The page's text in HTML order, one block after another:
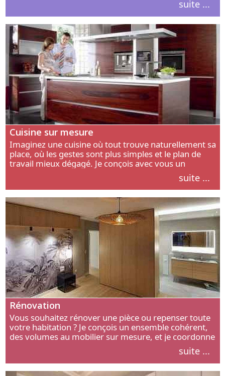
suite ...
Cuisine sur mesure
Imaginez une cuisine où tout trouve naturellement sa
place, où les gestes sont plus simples et le plan de
travail mieux dégagé. Je conçois avec vous un
aménagement adapté à votre manière de cuisiner, de
suite ...
Rénovation
Vous souhaitez rénover une pièce ou repenser toute
votre habitation ? Je conçois un ensemble cohérent,
des volumes au mobilier sur mesure, et je coordonne
suite ...